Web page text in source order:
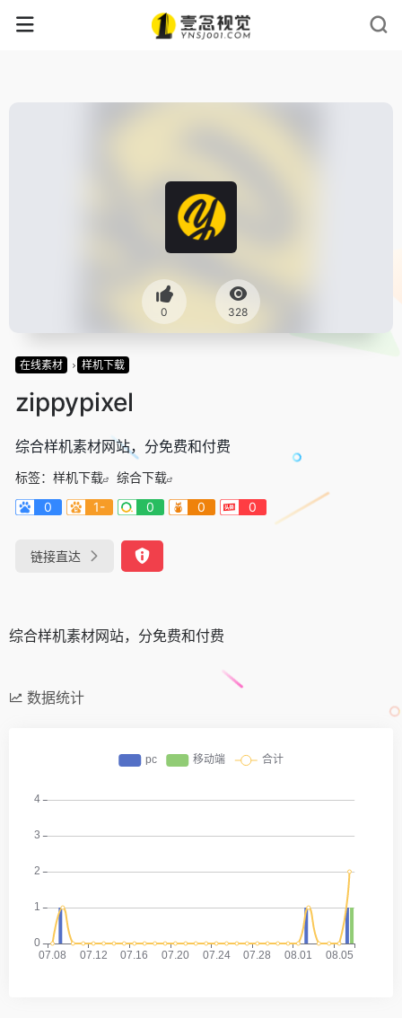
0 328
在线素材 样机下载
zippypixel
综合样机素材网站，分免费和付费
标签： 样机下载
综合下载
0
1- 0 0 0
链接直达
综合样机素材网站，分免费和付费
数据统计